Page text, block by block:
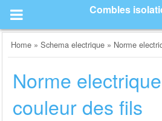
content
Combles
Home »Schema electrique » Norme
Norme
couleur des fils